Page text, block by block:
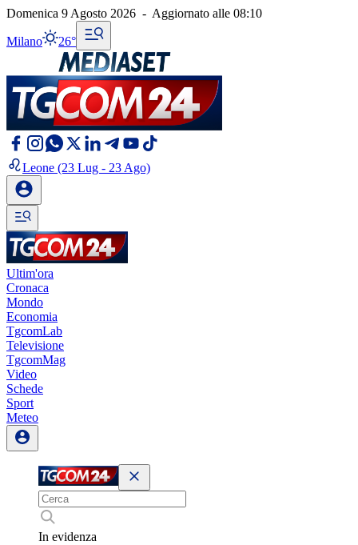
Domenica 9 Agosto 2026 - Aggiornato alle 08:10
Milano 26°
Leone (23 Lug - 23 Ago)
Ultim'ora
Cronaca
Mondo
Economia
TgcomLab
Televisione
TgcomMag
Video
Schede
Sport
Meteo
In evidenza